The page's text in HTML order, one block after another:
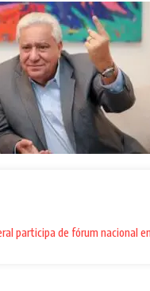
Nobre Henrique Santillo
Entrada:Gratuita
participa de fórum nacional